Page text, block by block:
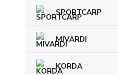
SPORTCARP
MIVARDI
KORDA